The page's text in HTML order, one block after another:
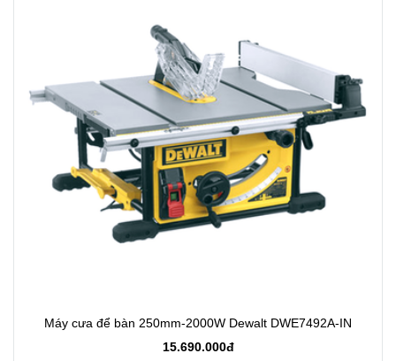
Máy cưa để bàn 250mm-2000W Dewalt DWE7492A-IN
15.690.000đ